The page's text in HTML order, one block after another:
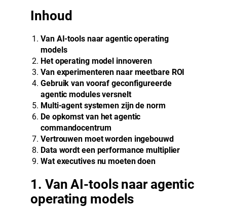
Inhoud
Van AI-tools naar agentic operating
models
Het operating model innoveren
Van experimenteren naar meetbare ROI
Gebruik van vooraf geconfigureerde
agentic modules versnelt
Multi-agent systemen zijn de norm
De opkomst van het agentic
commandocentrum
Vertrouwen moet worden ingebouwd
Data wordt een performance multiplier
Wat executives nu moeten doen
1. Van AI-tools naar agentic
operating models